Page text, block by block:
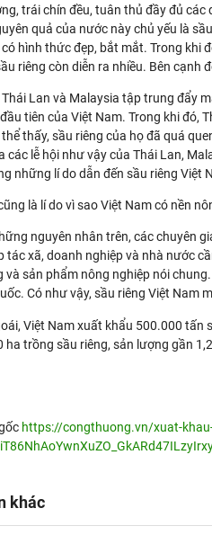
trái chín đều, tuân thủ đầy đủ các
quả của nước này chủ yếu là
hình thức đẹp, bắt mắt. Trong khi
riêng còn diễn ra nhiều. Bên cạnh
Thái Lan và Malaysia tập trung đẩy
đầu tiên của Việt Nam. Trong khi
thể thấy, sầu riêng của họ đã quá
các lễ hội như vậy của Thái Lan,
những lí do dẫn đến sầu riêng Việt
là lí do vì sao Việt Nam có nền
nguyên nhân trên, các chuyên
tác xã, doanh nghiệp và nhà nước
và sản phẩm nông nghiệp nói
Có như vậy, sầu riêng Việt Nam
Việt Nam xuất khẩu 500.000 tấn
ha trồng sầu riêng, sản lượng gần
https://congthuong.vn/xuat-
khác